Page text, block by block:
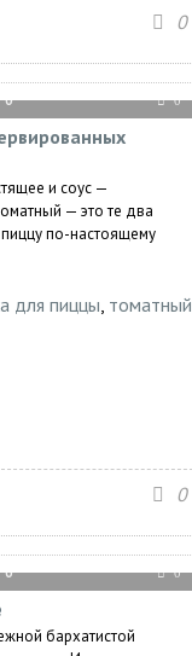
0
0 0
и соус —
— это те два
по-настоящему
для пиццы, томатный
0
0 0
бархатистой